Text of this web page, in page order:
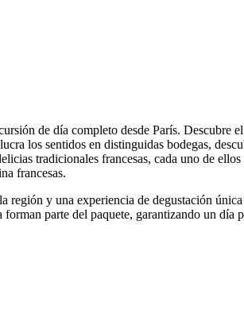
de día completo desde París. Descubre
los sentidos en distinguidas bodegas,
tradicionales francesas, cada uno de
francesas.
región y una experiencia de degustación
parte del paquete, garantizando un día